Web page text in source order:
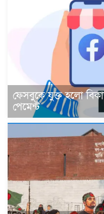
ফেসবুকে যুক্ত হলো
পেমেন্ট